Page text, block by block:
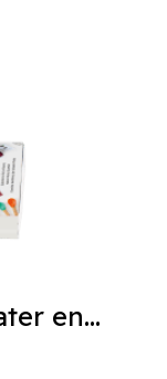
Libro Ayuda Picky Eater en casa